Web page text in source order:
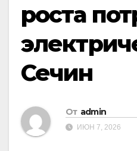
роста
Сечин
От admin
ИЮН 7, 2026